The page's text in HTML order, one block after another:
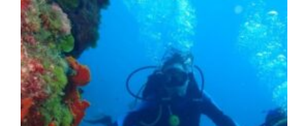
«Τραγουδάμε Καββαδία»:
Μουσικοποιητικό ταξίδι στην Κεντρική
Μακεδονία